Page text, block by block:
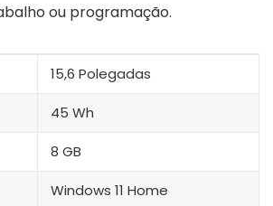
ou programação.
15,6 Polegadas
45 Wh
8 GB
Windows 11 Home